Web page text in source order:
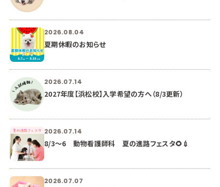
2026.08.04
夏期休暇のお知らせ
2026.07.14
2027年度【浜松校】入学希望の方へ（8/3更新）
2026.07.14
8/3～6 動物看護師科 夏の進路フェスタ🌻💉
2026.07.07